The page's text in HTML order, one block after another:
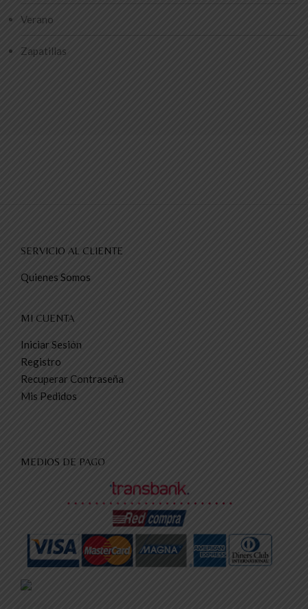
Verano
Zapatillas
SERVICIO AL CLIENTE
Quienes Somos
MI CUENTA
Iniciar Sesión
Registro
Recuperar Contraseña
Mis Pedidos
MEDIOS DE PAGO